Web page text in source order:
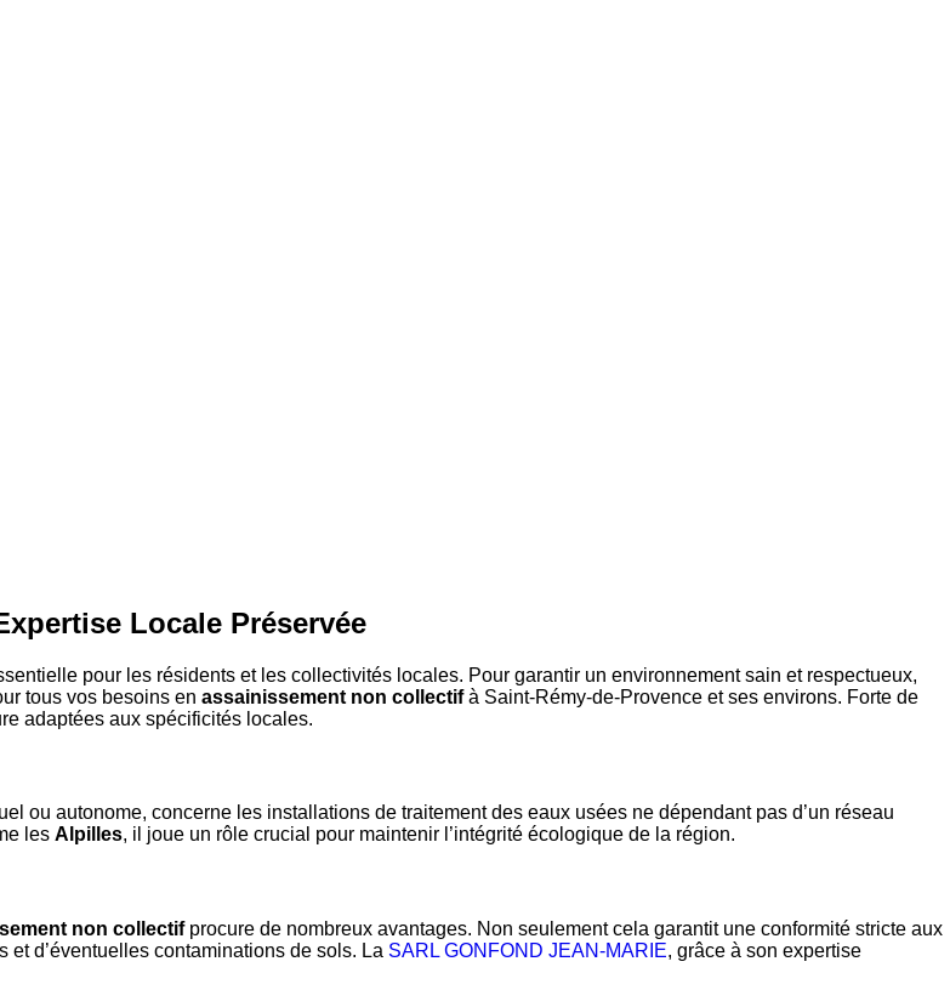
Locale Préservée
pour les résidents et les collectivités locales. Pour garantir un environnement sain et respectueux,
tous vos besoins en assainissement non collectifà Saint-Rémy-de-Provence et ses environs. Forte de
adaptées aux spécificités locales.
ou autonome, concerne les installations de traitement des eaux usées ne dépendant pas d’un réseau
les Alpilles, il joue un rôle crucial pour maintenir l’intégrité écologique de la région.
non collectifprocure de nombreux avantages. Non seulement cela garantit une conformité stricte aux
et d’éventuelles contaminations de sols. La SARL GONFOND JEAN-MARIE, grâce à son expertise